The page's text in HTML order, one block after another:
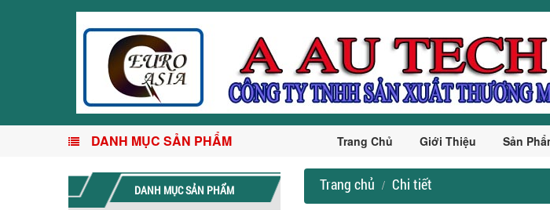
DANH MỤC SẢN PHẨM Trang Chủ Giới Thiệu Sản
DANH MỤC SẢN PHẨM Trang chủ Chi tiết